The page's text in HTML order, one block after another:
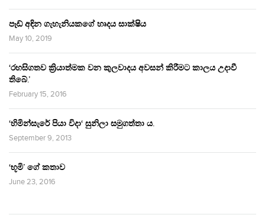
පෑඩ් අඳින ගැහැනියකගේ හෘදය සාක්ෂිය
May 10, 2019
‘රහසිගතව ක්‍රියාත්මක වන කුලවාදය අවසන් කිරීමට කාලය උදාවී
තිබේ.’
February 15, 2016
‘හිමින්සැරේ පියා විදා‘ සුනිලා සමුගත්තා ය.
September 9, 2013
‘භූමි’ ගේ කතාව
June 23, 2016